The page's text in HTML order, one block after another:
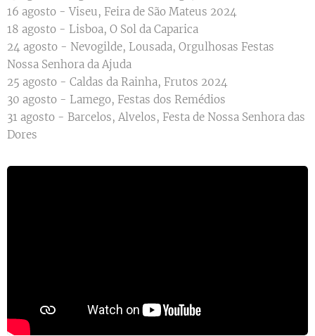
16 agosto - Viseu, Feira de São Mateus 2024
18 agosto - Lisboa, O Sol da Caparica
24 agosto - Nevogilde, Lousada, Orgulhosas Festas
Nossa Senhora da Ajuda
25 agosto - Caldas da Rainha, Frutos 2024
30 agosto - Lamego, Festas dos Remédios
31 agosto - Barcelos, Alvelos, Festa de Nossa Senhora das
Dores